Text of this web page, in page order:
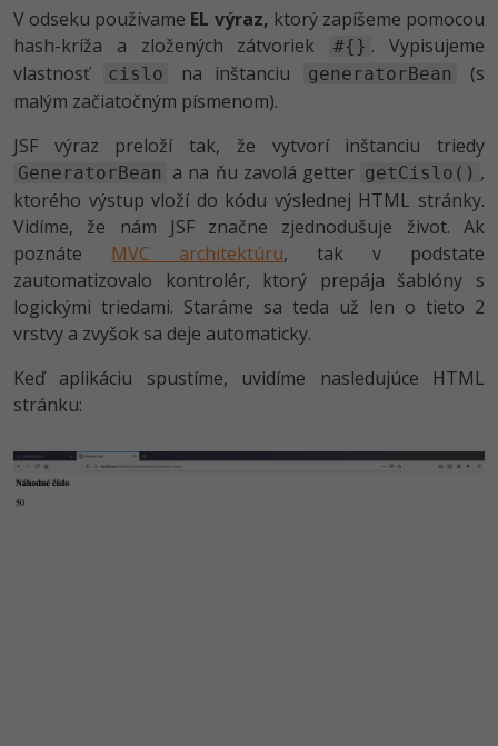
V odseku používame EL výraz, ktorý zapíšeme pomocou
hash-kríža a zložených zátvoriek
#{} . Vypisujeme
vlastnosť
cislo na inštanciu generatorBean
(s
malým začiatočným písmenom).
JSF výraz preloží tak, že vytvorí inštanciu triedy
GeneratorBean a na ňu zavolá getter getCislo() ,
ktorého výstup vloží do kódu výslednej HTML stránky.
Vidíme, že nám JSF značne zjednodušuje život. Ak
poznáte MVC architektúru, tak v podstate
zautomatizovalo kontrolér, ktorý prepája šablóny s
logickými triedami. Staráme sa teda už len o tieto 2
vrstvy a zvyšok sa deje automaticky.
Keď aplikáciu spustíme, uvidíme nasledujúce HTML
stránku: